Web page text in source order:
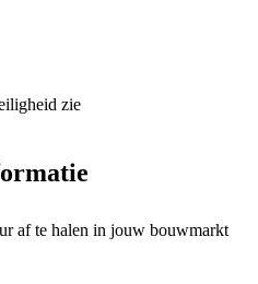
zie
af te halen in jouw bouwmarkt